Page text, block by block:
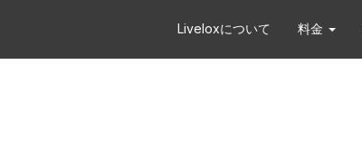
Liveloxについて 料金